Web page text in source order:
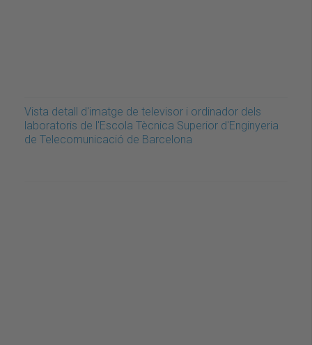
Vista detall d'imatge de televisor i ordinador dels
laboratoris de l'Escola Tècnica Superior d'Enginyeria
de Telecomunicació de Barcelona